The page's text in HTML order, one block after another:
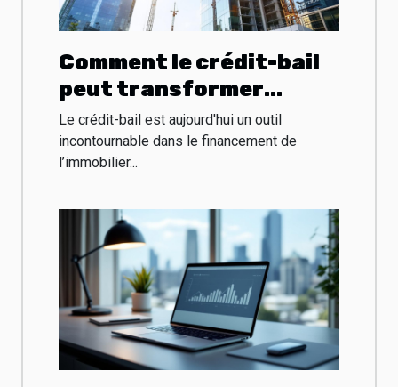
Comment le crédit-bail
peut transformer
l'acquisition de biens
immobiliers
professionnels ?
Le crédit-bail est aujourd'hui un outil
incontournable dans le financement de
l’immobilier...